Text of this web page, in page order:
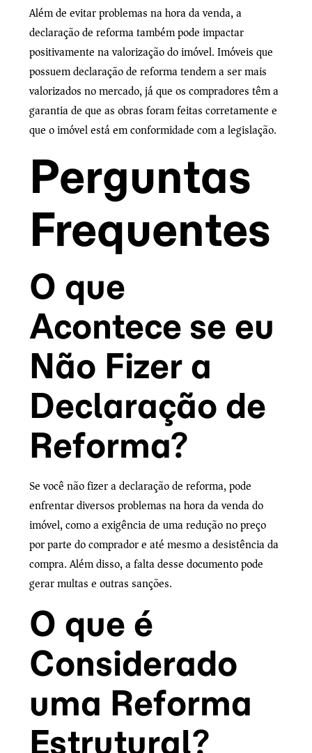
Além de evitar problemas na hora da venda, a
declaração de reforma também pode impactar
positivamente na valorização do imóvel. Imóveis que
possuem declaração de reforma tendem a ser mais
valorizados no mercado, já que os compradores têm a
garantia de que as obras foram feitas corretamente e
que o imóvel está em conformidade com a legislação.
Perguntas
Frequentes
O que
Acontece se eu
Não Fizer a
Declaração de
Reforma?
Se você não fizer a declaração de reforma, pode
enfrentar diversos problemas na hora da venda do
imóvel, como a exigência de uma redução no preço
por parte do comprador e até mesmo a desistência da
compra. Além disso, a falta desse documento pode
gerar multas e outras sanções.
O que é
Considerado
uma Reforma
Estrutural?